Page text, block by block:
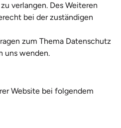
verlangen. Des Weiteren
bei der zuständigen
zum Thema Datenschutz
uns wenden.
Website bei folgendem